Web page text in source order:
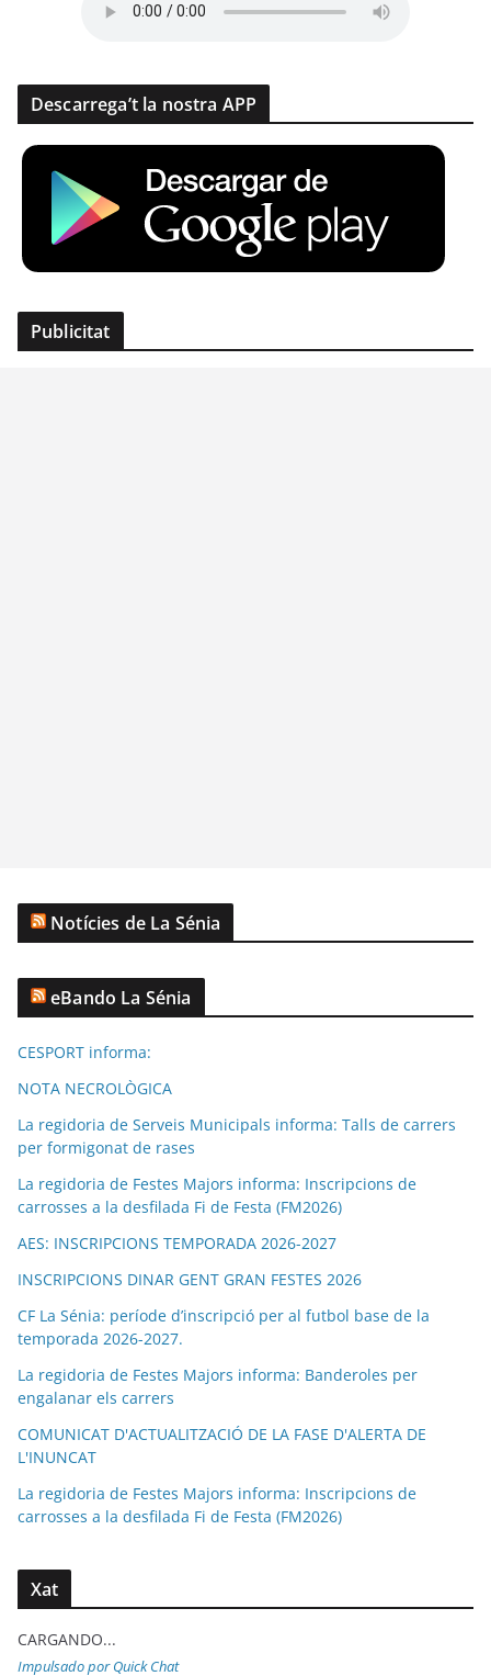
Descarrega’t la nostra APP
Publicitat
Notícies de La Sénia
eBando La Sénia
CESPORT informa:
NOTA NECROLÒGICA
La regidoria de Serveis Municipals informa: Talls de carrers
per formigonat de rases
La regidoria de Festes Majors informa: Inscripcions de
carrosses a la desfilada Fi de Festa (FM2026)
AES: INSCRIPCIONS TEMPORADA 2026-2027
INSCRIPCIONS DINAR GENT GRAN FESTES 2026
CF La Sénia: període d’inscripció per al futbol base de la
temporada 2026-2027.
La regidoria de Festes Majors informa: Banderoles per
engalanar els carrers
COMUNICAT D'ACTUALITZACIÓ DE LA FASE D'ALERTA DE
L'INUNCAT
La regidoria de Festes Majors informa: Inscripcions de
carrosses a la desfilada Fi de Festa (FM2026)
Xat
CARGANDO...
Impulsado por Quick Chat